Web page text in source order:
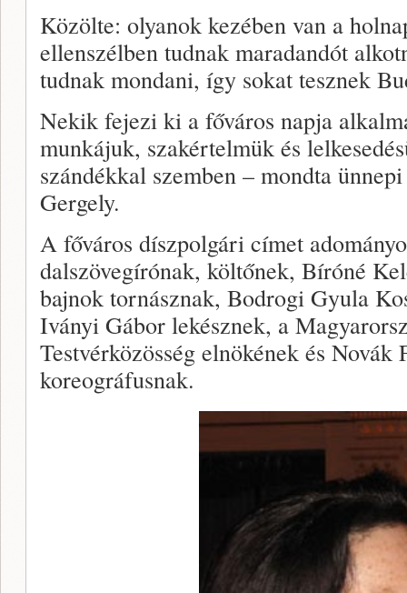
Közölte: olyanok kezében van a
ellenszélben tudnak maradandót
tudnak mondani, így sokat tesznek
Nekik fejezi ki a főváros napja
munkájuk, szakértelmük és
szándékkal szemben – mondta
Gergely.
A főváros díszpolgári címet
dalszövegírónak, költőnek, Bíróné
bajnok tornásznak, Bodrogi Gyula
Iványi Gábor lekésznek, a
Testvérközösség elnökének és Novák
koreográfusnak.